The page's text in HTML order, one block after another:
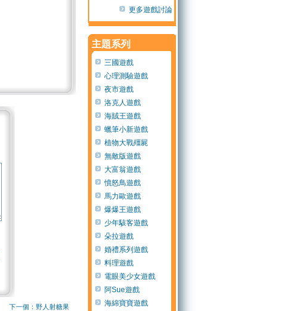
下一個：野人射糖果
更多遊戲討論
主題系列
三國遊戲
心理測驗遊戲
夜市遊戲
洛克人遊戲
海賊王遊戲
蠟筆小新遊戲
植物大戰殭屍
無敵版遊戲
大富翁遊戲
憤怒鳥遊戲
馬力歐遊戲
爆爆王遊戲
少年駭客遊戲
朵拉遊戲
婚禮系列遊戲
料理遊戲
電眼美少女遊戲
阿Sue遊戲
海綿寶寶遊戲